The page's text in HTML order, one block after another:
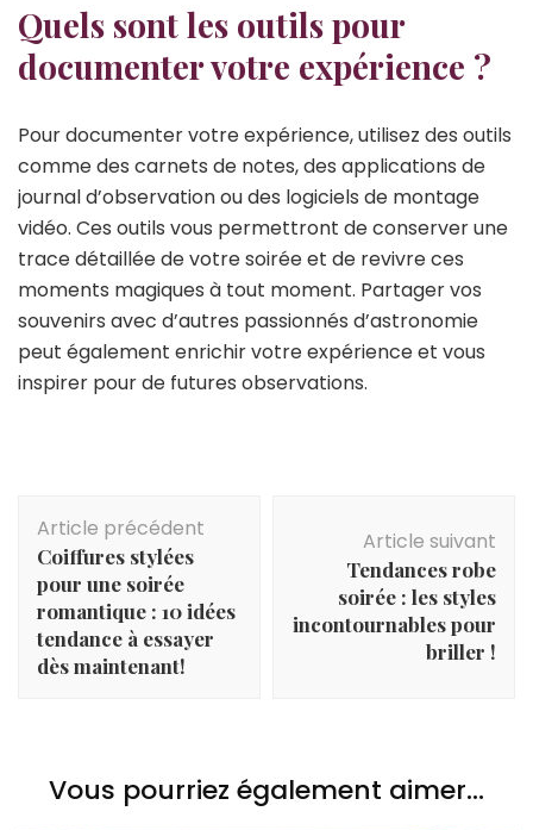
Quels sont les outils pour
documenter votre expérience ?
Pour documenter votre expérience, utilisez des outils
comme des carnets de notes, des applications de
journal d’observation ou des logiciels de montage
vidéo. Ces outils vous permettront de conserver une
trace détaillée de votre soirée et de revivre ces
moments magiques à tout moment. Partager vos
souvenirs avec d’autres passionnés d’astronomie
peut également enrichir votre expérience et vous
inspirer pour de futures observations.
Navigation
d'article
Article précédent
Coiffures stylées
pour une soirée
romantique : 10 idées
tendance à essayer
dès maintenant!
Article suivant
Tendances robe
soirée : les styles
incontournables pour
briller !
Vous pourriez également aimer...